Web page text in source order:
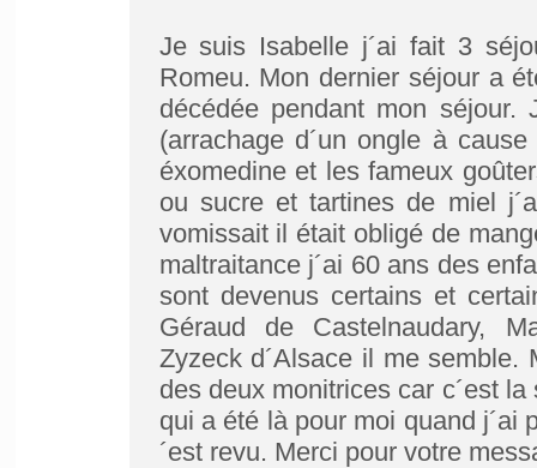
Je suis Isabelle j´ai fait 3
Romeu. Mon dernier séjour a
décédée pendant mon séjour.
(arrachage d´un ongle à
éxomedine et les fameux
ou sucre et tartines de miel
vomissait il était obligé de
maltraitance j´ai 60 ans des
sont devenus certains et
Géraud de Castelnaudary,
Zyzeck d´Alsace il me semble.
des deux monitrices car c´est
qui a été là pour moi quand j´ai
´est revu. Merci pour votre